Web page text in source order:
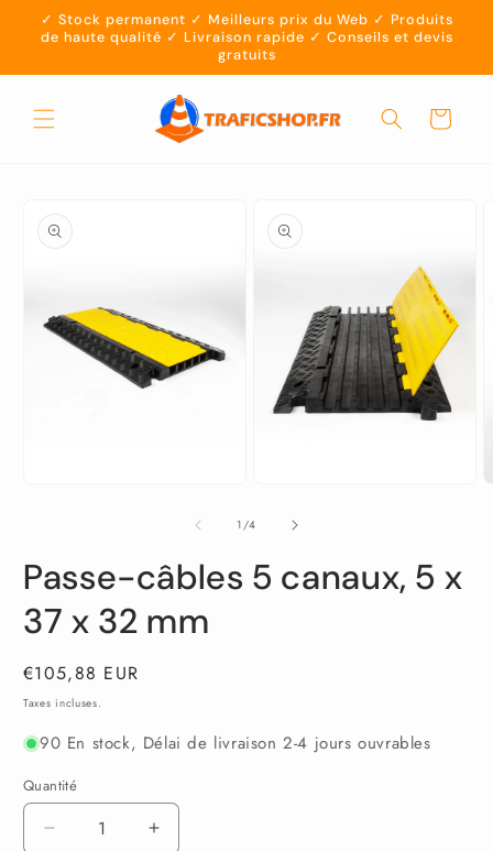
passer
au
✓ Stock permanent ✓ Meilleurs prix du Web ✓ Produits
de haute qualité ✓ Livraison rapide ✓ Conseils et devis
gratuits
Panier
informations
produits
une
fenêtre
modale
média
une
fenêtre
1/de
4
Passe-câbles 5 canaux, 5 x
37 x 32 mm
Prix
habituel
€105,88 EUR
Taxes incluses.
90 En stock, Délai de livraison 2-4 jours ouvrables
Quantité
Réduire
Augmenter